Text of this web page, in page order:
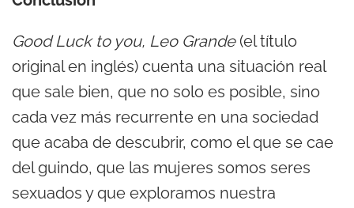
Good Luck to you, Leo Grande(el título
original en inglés) cuenta una situación real
que sale bien, que no solo es posible, sino
cada vez más recurrente en una sociedad
que acaba de descubrir, como el que se cae
del guindo, que las mujeres somos seres
sexuados y que exploramos nuestra